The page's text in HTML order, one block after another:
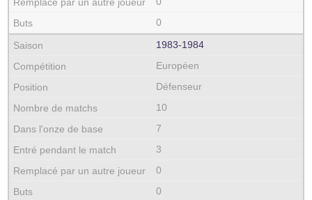
0
1983‑1984
Européen
Défenseur
10
7
3
0
0